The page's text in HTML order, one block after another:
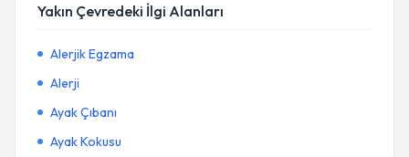
Yakın Çevredeki İlgi Alanları
Alerjik Egzama
Alerji
Ayak Çıbanı
Ayak Kokusu